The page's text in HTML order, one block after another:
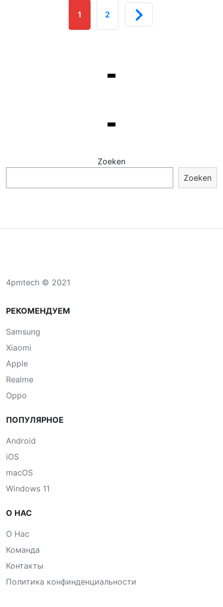
1 2
Zoeken
Zoeken
4pmtech © 2021
РЕКОМЕНДУЕМ
Samsung
Xiaomi
Apple
Realme
Oppo
ПОПУЛЯРНОЕ
Android
iOS
macOS
Windows 11
О НАС
О Нас
Команда
Контакты
Политика конфинденциальности